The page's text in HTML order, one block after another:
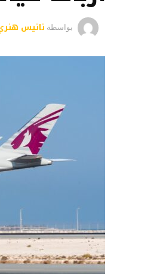
بواسطة نانيس